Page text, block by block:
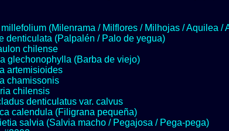
(Milenrama / Milflores / Milhojas / Aquilea /
denticulata (Palpalén / Palo de yegua)
chilense
glechonophylla (Barba de viejo)
artemisioides
chamissonis
chilensis
denticulatus var. calvus
calendula (Filigrana pequeña)
salvia (Salvia macho / Pegajosa / Pega-pega)